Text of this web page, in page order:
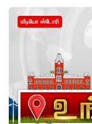
வீடியோ ஸ்டோரி